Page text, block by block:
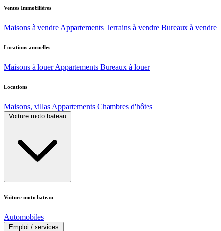
Ventes Immobilières
Maisons à vendre Appartements Terrains à vendre Bureaux à vendre
Locations annuelles
Maisons à louer Appartements Bureaux à louer
Locations
Maisons, villas Appartements Chambres d'hôtes
Voiture moto bateau
Voiture moto bateau
Automobiles
Emploi / services